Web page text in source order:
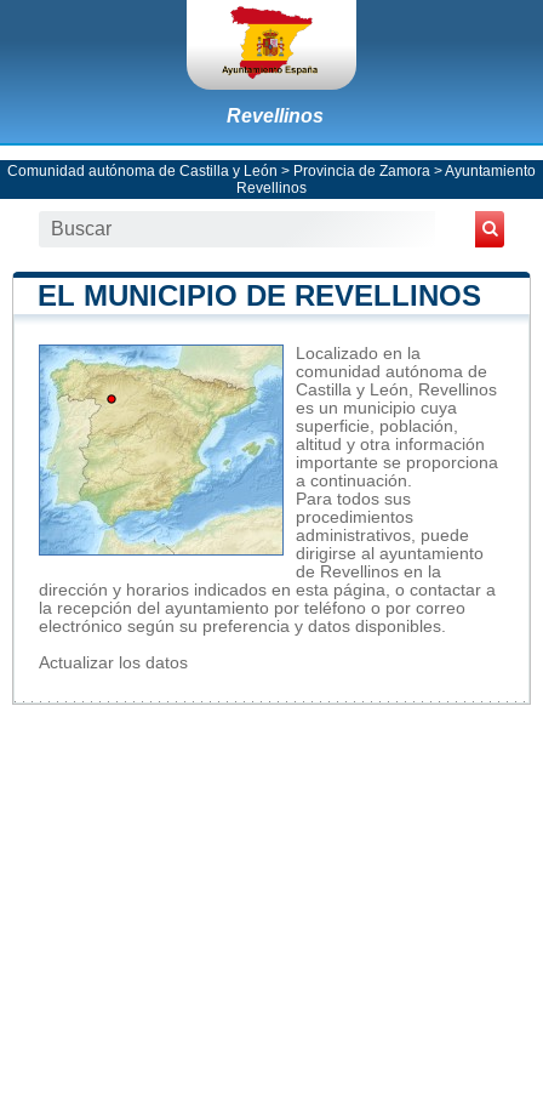
Revellinos
Comunidad autónoma de Castilla y León > Provincia de Zamora >Ayuntamiento
Revellinos
EL MUNICIPIO DE REVELLINOS
Localizado en la
comunidad autónoma de
Castilla y León, Revellinos
es un municipio cuya
superficie, población,
altitud y otra información
importante se proporciona
a continuación.
Para todos sus
procedimientos
administrativos, puede
dirigirse al ayuntamiento
de Revellinos en la
dirección y horarios indicados en esta página, o contactar a
la recepción del ayuntamiento por teléfono o por correo
electrónico según su preferencia y datos disponibles.
Actualizar los datos